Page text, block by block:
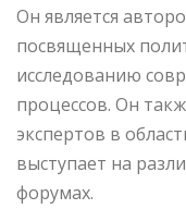
Он является
посвященных
исследованию
процессов. Он
экспертов в
выступает на
форумах.